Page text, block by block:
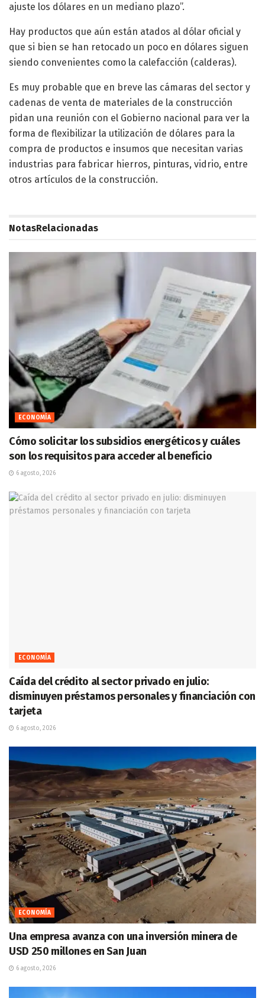
ajuste los dólares en un mediano plazo”.
Hay productos que aún están atados al dólar oficial y
que si bien se han retocado un poco en dólares siguen
siendo convenientes como la calefacción (calderas).
Es muy probable que en breve las cámaras del sector y
cadenas de venta de materiales de la construcción
pidan una reunión con el Gobierno nacional para ver la
forma de flexibilizar la utilización de dólares para la
compra de productos e insumos que necesitan varias
industrias para fabricar hierros, pinturas, vidrio, entre
otros artículos de la construcción.
NotasRelacionadas
ECONOMÍA
Cómo solicitar los subsidios energéticos y cuáles
son los requisitos para acceder al beneficio
6 agosto, 2026
ECONOMÍA
Caída del crédito al sector privado en julio:
disminuyen préstamos personales y financiación con
tarjeta
6 agosto, 2026
ECONOMÍA
Una empresa avanza con una inversión minera de
USD 250 millones en San Juan
6 agosto, 2026